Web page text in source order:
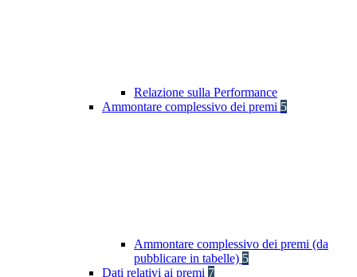
Relazione sulla Performance
Ammontare complessivo dei premi 5
Ammontare complessivo dei premi (da
pubblicare in tabelle) 5
Dati relativi ai premi 7